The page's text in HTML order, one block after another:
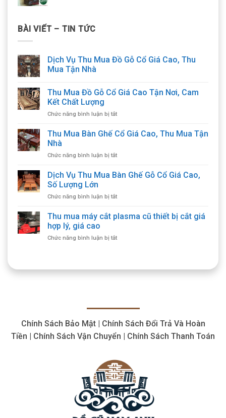
BÀI VIẾT – TIN TỨC
Dịch Vụ Thu Mua Đồ Gỗ Cổ Giá Cao, Thu
Mua Tận Nhà
Thu Mua Đồ Gỗ Cổ Giá Cao Tận Nơi, Cam
Kết Chất Lượng
Chức năng bình luận bị tắtở
Mua
Cổ
Cao
Cam
Chất
Thu Mua Bàn Ghế Cổ Giá Cao, Thu Mua Tận
Nhà
Chức năng bình luận bị tắtở
Mua
Cổ
Cao,
Tận
Dịch Vụ Thu Mua Bàn Ghế Gỗ Cổ Giá Cao,
Số Lượng Lớn
Chức năng bình luận bị tắtở
Vụ
Bàn
Lớn
Thu mua máy cắt plasma cũ thiết bị cắt giá
hợp lý, giá cao
Chức năng bình luận bị tắtở
giá
hợp
lý,
Chính Sách Bảo Mật | Chính Sách Đổi Trả Và Hoàn
Tiền | Chính Sách Vận Chuyển | Chính Sách Thanh Toán